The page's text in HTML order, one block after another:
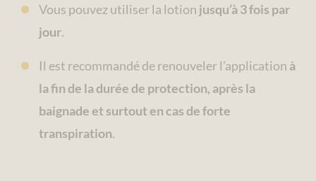
Vous pouvez utiliser la lotion jusqu’à 3 fois par
jour.
Il est recommandé de renouveler l’application à
la fin de la durée de protection, après la
baignade et surtout en cas de forte
transpiration.